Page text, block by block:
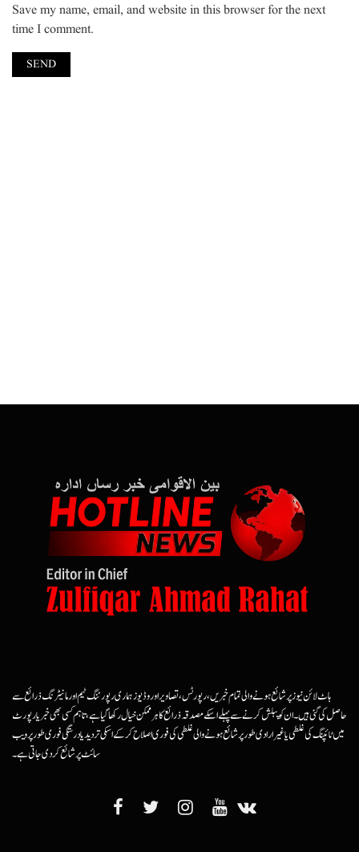
Save my name, email, and website in this browser for the next
time I comment.
ہاٹ لائن نیوز پر شائع ہونے والی تمام خبریں، رپورٹس، تصاویر اور وڈیوز ہماری رپورٹنگ ٹیم اور مانیٹرنگ ذرائع سے
حاصل کی گئی ہیں۔ ان کو پبلش کرنے سے پہلے اسکے مصدقہ ذرائع کا ہرممکن خیال رکھا گیا ہے، تاہم کسی بھی خبر یا رپورٹ
میں ٹائپنگ کی غلطی یا غیرارادی طور پر شائع ہونے والی غلطی کی فوری اصلاح کرکے اسکی تردید یا درستگی فوری طور پر ویب
سائٹ پر شائع کردی جاتی ہے۔